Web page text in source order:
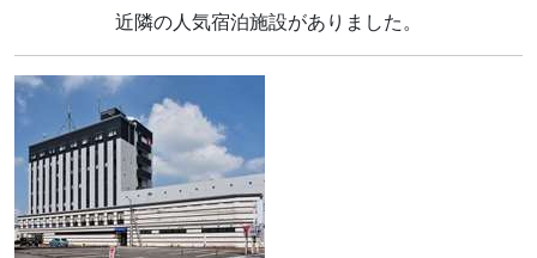
近隣の人気宿泊施設がありました。